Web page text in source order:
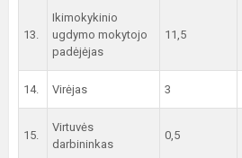
13.
Ikimokykinio
ugdymo mokytojo
padėjėjas
11,5
14. Virėjas 3
15.
Virtuvės
darbininkas
0,5